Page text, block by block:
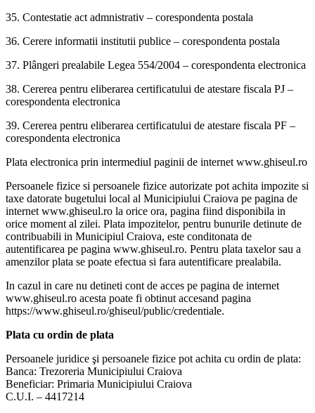
35. Contestatie act admnistrativ – corespondenta postala
36. Cerere informatii institutii publice – corespondenta postala
37. Plângeri prealabile Legea 554/2004 – corespondenta electronica
38. Cererea pentru eliberarea certificatului de atestare fiscala PJ –
corespondenta electronica
39. Cererea pentru eliberarea certificatului de atestare fiscala PF –
corespondenta electronica
Plata electronica prin intermediul paginii de internet www.ghiseul.ro
Persoanele fizice si persoanele fizice autorizate pot achita impozite si
taxe datorate bugetului local al Municipiului Craiova pe pagina de
internet www.ghiseul.ro la orice ora, pagina fiind disponibila in
orice moment al zilei. Plata impozitelor, pentru bunurile detinute de
contribuabili in Municipiul Craiova, este conditonata de
autentificarea pe pagina www.ghiseul.ro. Pentru plata taxelor sau a
amenzilor plata se poate efectua si fara autentificare prealabila.
In cazul in care nu detineti cont de acces pe pagina de internet
www.ghiseul.ro acesta poate fi obtinut accesand pagina
https://www.ghiseul.ro/ghiseul/public/credentiale.
Plata cu ordin de plata
Persoanele juridice şi persoanele fizice pot achita cu ordin de plata:
Banca: Trezoreria Municipiului Craiova
Beneficiar: Primaria Municipiului Craiova
C.U.I. – 4417214